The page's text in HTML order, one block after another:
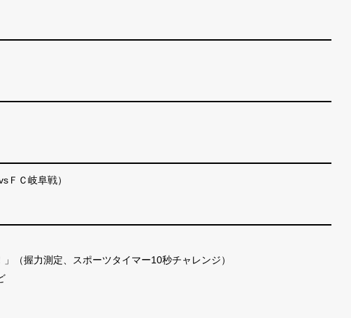
ＦＣ岐阜戦）
」（握力測定、スポーツタイマー10秒チャレンジ）